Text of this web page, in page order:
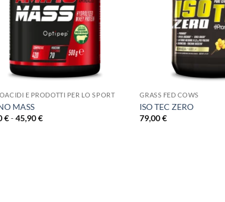
E PRODOTTI PER LO SPORT
MASS
€-45,90€Fascia
GRASS FED COWS
ISO TEC ZERO
79,00€